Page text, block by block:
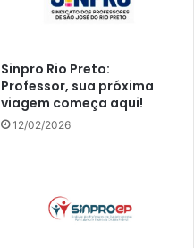
Sinpro Rio Preto:
Professor, sua próxima
viagem começa aqui!
12/02/2026